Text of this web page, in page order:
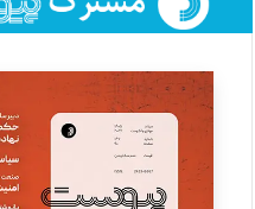
فائزه فتحی رستمی
تحریریه
سروش کرمیان
تحریریه